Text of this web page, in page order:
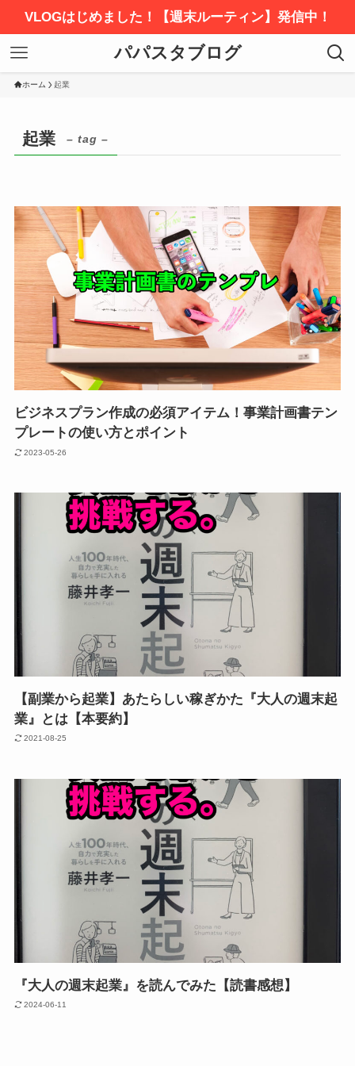
VLOGはじめました！【週末ルーティン】発信中！
パパスタブログ
ホーム 起業
起業 – tag –
ビジネスプラン作成の必須アイテム！事業計画書テン
プレートの使い方とポイント
2023-05-26
【副業から起業】あたらしい稼ぎかた『大人の週末起
業』とは【本要約】
2021-08-25
『大人の週末起業』を読んでみた【読書感想】
2024-06-11